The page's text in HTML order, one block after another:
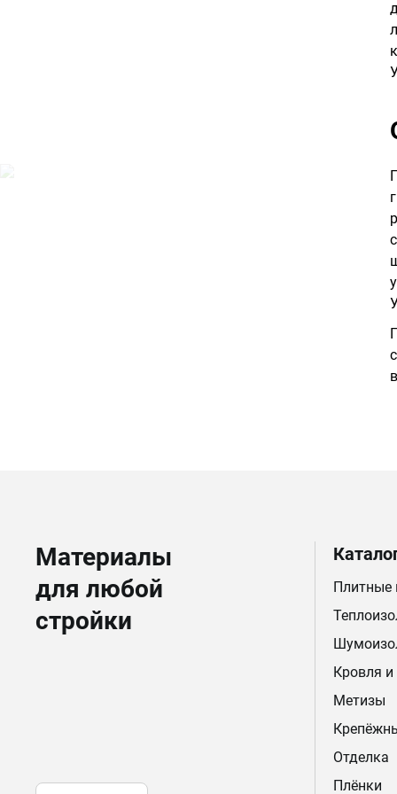
Материалы
для любой
стройки
Плитные
Кровля и
Метизы
Отделка
Плёнки